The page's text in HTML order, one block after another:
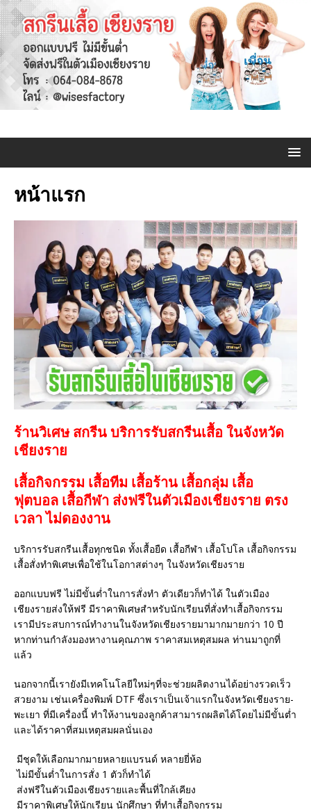
หน้าแรก
ร้านวิเศษ สกรีน บริการรับสกรีนเสื้อ ในจังหวัด
เชียงราย
เสื้อกิจกรรม เสื้อทีม เสื้อร้าน เสื้อกลุ่ม เสื้อ
ฟุตบอล เสื้อกีฬา ส่งฟรีในตัวเมืองเชียงราย ตรง
เวลา ไม่ดองงาน
บริการรับสกรีนเสื้อทุกชนิด ทั้งเสื้อยืด เสื้อกีฬา เสื้อโปโล เสื้อกิจกรรม
เสื้อสั่งทำพิเศษเพื่อใช้ในโอกาสต่างๆ ในจังหวัดเชียงราย
ออกแบบฟรี ไม่มีขั้นต่ำในการสั่งทำ ตัวเดียวก็ทำได้ ในตัวเมือง
เชียงรายส่งให้ฟรี มีราคาพิเศษสำหรับนักเรียนที่สั่งทำเสื้อกิจกรรม
เรามีประสบการณ์ทำงานในจังหวัดเชียงรายมามากมายกว่า 10 ปี
หากท่านกำลังมองหางานคุณภาพ ราคาสมเหตุสมผล ท่านมาถูกที่
แล้ว
นอกจากนี้เรายังมีเทคโนโลยีใหม่ๆที่จะช่วยผลิตงานได้อย่างรวดเร็ว
สวยงาม เช่นเครื่องพิมพ์ DTF ซึ่งเราเป็นเจ้าแรกในจังหวัดเชียงราย-
พะเยา ที่มีเครื่องนี้ ทำให้งานของลูกค้าสามารถผลิตได้โดยไม่มีขั้นต่ำ
และได้ราคาที่สมเหตุสมผลนั่นเอง
มีชุดให้เลือกมากมายหลายแบรนด์ หลายยี่ห้อ
ไม่มีขั้นต่ำในการสั่ง 1 ตัวก็ทำได้
ส่งฟรีในตัวเมืองเชียงรายและพื้นที่ใกล้เคียง
มีราคาพิเศษให้นักเรียน นักศึกษา ที่ทำเสื้อกิจกรรม